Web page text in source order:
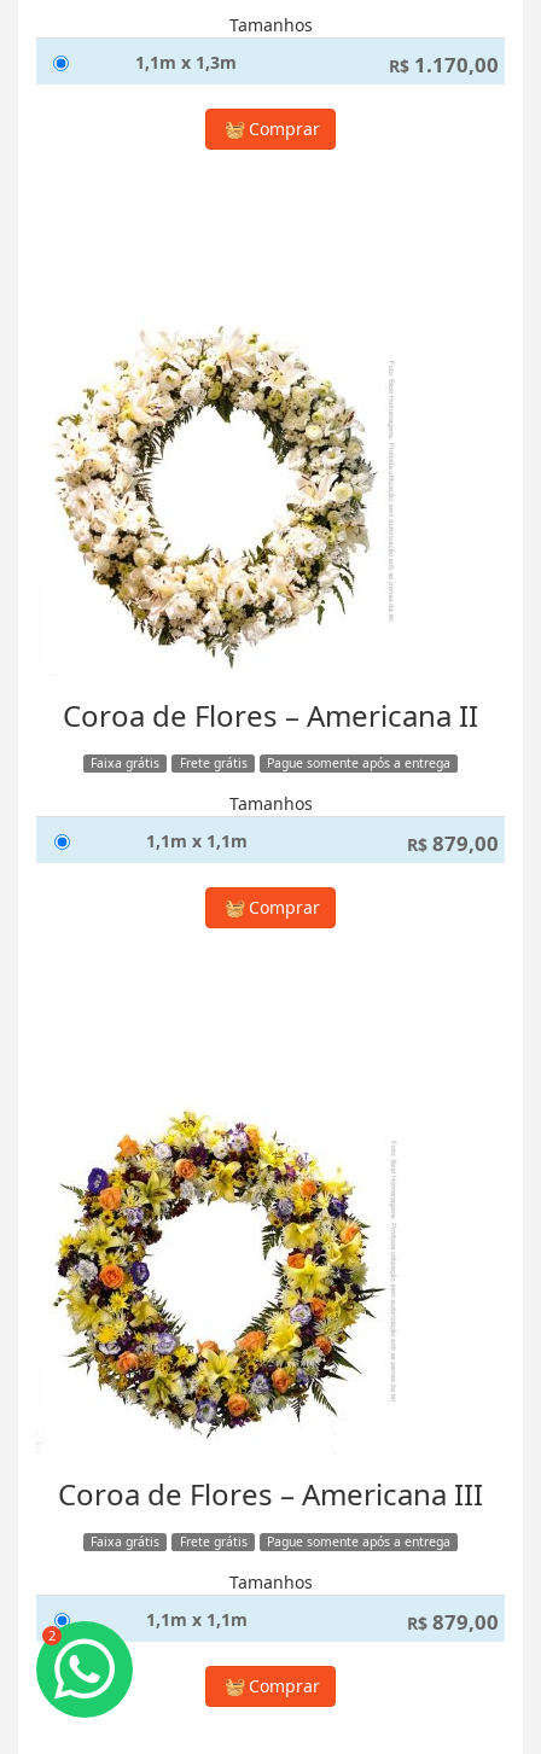
2
Tamanhos
1,1m x 1,3m
R$ 1.170,00
Comprar
Coroa de Flores – Americana II
Faixa grátis Frete grátis Pague somente após a entrega
Tamanhos
1,1m x 1,1m
R$ 879,00
Comprar
Coroa de Flores – Americana III
Faixa grátis Frete grátis Pague somente após a entrega
Tamanhos
1,1m x 1,1m
R$ 879,00
Comprar